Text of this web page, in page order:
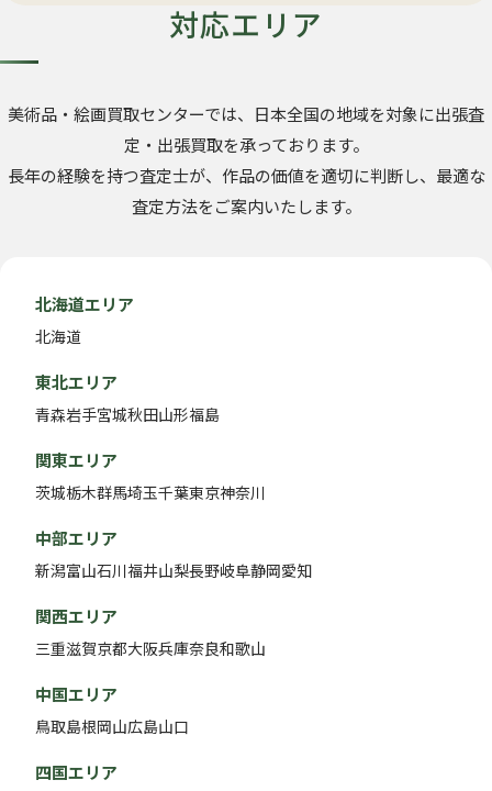
対応エリア
美術品・絵画買取センターでは、日本全国の地域を対象に出張査
定・出張買取を承っております。
長年の経験を持つ査定士が、作品の価値を適切に判断し、最適な
査定方法をご案内いたします。
北海道エリア
北海道
東北エリア
青森岩手宮城秋田山形福島
関東エリア
茨城栃木群馬埼玉千葉東京神奈川
中部エリア
新潟富山石川福井山梨長野岐阜静岡愛知
関西エリア
三重滋賀京都大阪兵庫奈良和歌山
中国エリア
鳥取島根岡山広島山口
四国エリア